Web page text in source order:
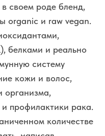
своем роде бленд,
organic и raw vegan.
белками и реально
систему
кожи и волос,
организма,
профилактики рака.
количестве